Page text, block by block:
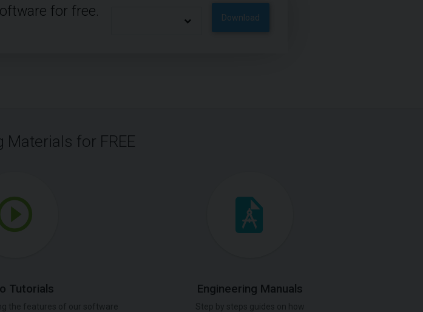
for free. Download
Materials for FREE
Tutorials Engineering Manuals